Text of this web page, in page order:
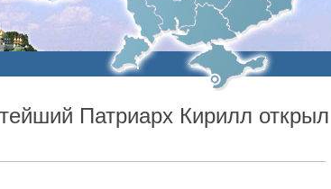
Патриарх Кирилл